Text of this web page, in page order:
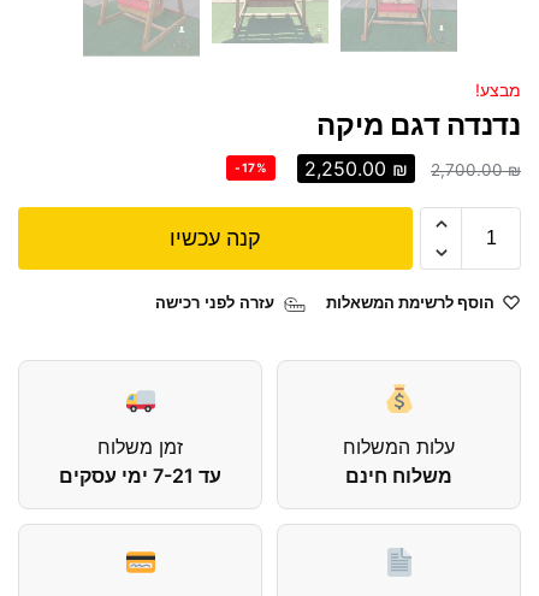
מבצע!
נדנדה דגם מיקה
2,700.00₪
2,250.00 ₪
-17%
קנה עכשיו
הוסף לרשימת המשאלות עזרה לפני רכישה
עלות המשלוח
משלוח חינם
זמן משלוח
עד 7-21 ימי עסקים